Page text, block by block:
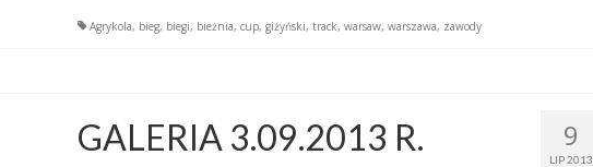
Agrykola, bieg, biegi, bieżnia, cup, giżyński, track, warsaw, warszawa, zawody
9
LIP 2013
GALERIA 3.09.2013 R.